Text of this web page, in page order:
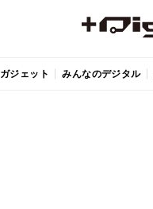
ガジェット みんなのデジタル